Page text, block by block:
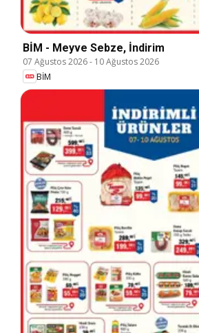
BİM - Meyve Sebze, İndirim
07 Ağustos 2026- 10 Ağustos 2026
BİM